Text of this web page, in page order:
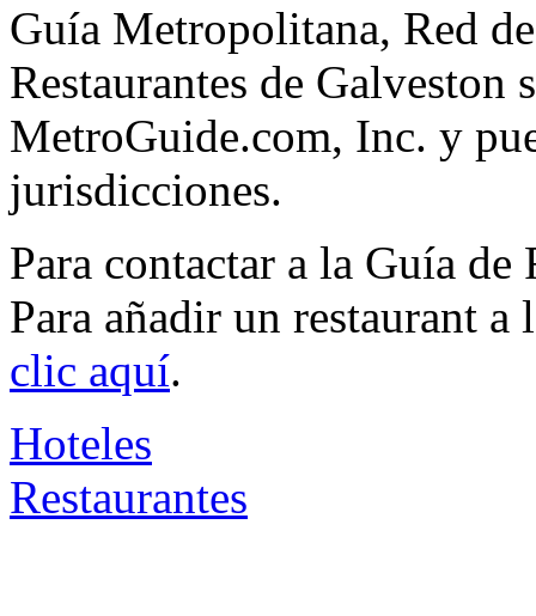
Guía Metropolitana, Red
Restaurantes de Galveston
MetroGuide.com, Inc. y
jurisdicciones.
Para contactar a la Guía de
Para añadir un restaurant
clic aquí.
Hoteles
Restaurantes